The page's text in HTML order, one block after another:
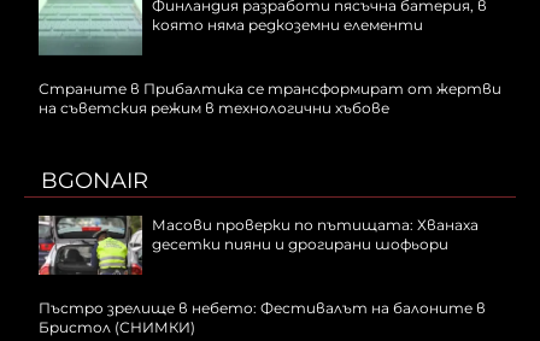
Финландия разработи пясъчна батерия, в
която няма редкоземни елементи
Страните в Прибалтика се трансформират от жертви
на съветския режим в технологични хъбове
BGONAIR
Масови проверки по пътищата: Хванаха
десетки пияни и дрогирани шофьори
Пъстро зрелище в небето: Фестивалът на балоните в
Бристол (СНИМКИ)